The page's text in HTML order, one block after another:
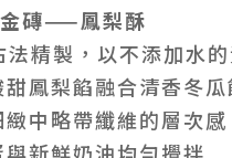
磚——鳳梨酥
精製，以不添加水
鳳梨餡融合清香冬
中略帶纖維的層次感
新鮮奶油均勻攪拌